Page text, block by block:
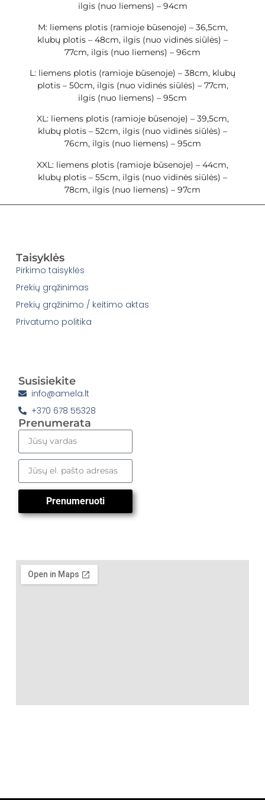
ilgis (nuo liemens) – 94cm
M: liemens plotis (ramioje būsenoje) – 36,5cm,
klubų plotis – 48cm, ilgis (nuo vidinės siūlės) –
77cm, ilgis (nuo liemens) – 96cm
L: liemens plotis (ramioje būsenoje) – 38cm, klubų
plotis – 50cm, ilgis (nuo vidinės siūlės) – 77cm,
ilgis (nuo liemens) – 95cm
XL: liemens plotis (ramioje būsenoje) – 39,5cm,
klubų plotis – 52cm, ilgis (nuo vidinės siūlės) –
76cm, ilgis (nuo liemens) – 95cm
XXL: liemens plotis (ramioje būsenoje) – 44cm,
klubų plotis – 55cm, ilgis (nuo vidinės siūlės) –
78cm, ilgis (nuo liemens) – 97cm
Taisyklės
Pirkimo taisyklės
Prekių grąžinimas
Prekių grąžinimo / keitimo aktas
Privatumo politika
Susisiekite
info@amela.lt
+370 678 55328
Prenumerata
Prenumeruoti